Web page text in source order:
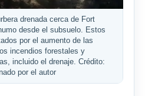
drenada cerca de Fort
desde el subsuelo. Estos
por el aumento de las
incendios forestales y
incluido el drenaje. Crédito:
por el autor